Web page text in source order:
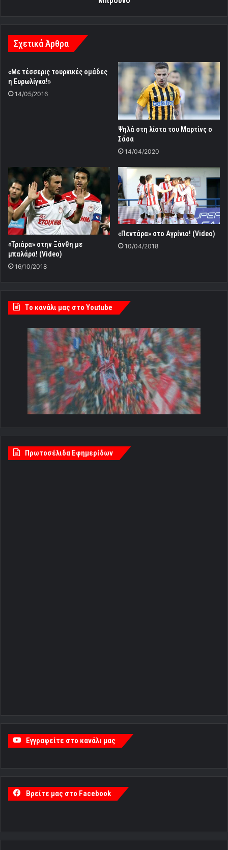
Σχετικά Άρθρα
«Με τέσσερις τουρκικές ομάδες
η Ευρωλίγκα!»
14/05/2016
Ψηλά στη λίστα του Μαρτίνς ο
Σάσα
14/04/2020
«Τριάρα» στην Ξάνθη με
μπαλάρα! (Video)
16/10/2018
«Πεντάρα» στο Αγρίνιο! (Video)
10/04/2018
Tο κανάλι μας στο Youtube
Πρωτοσέλιδα Εφημερίδων
Εγγραφείτε στο κανάλι μας
Βρείτε μας στο Facebook